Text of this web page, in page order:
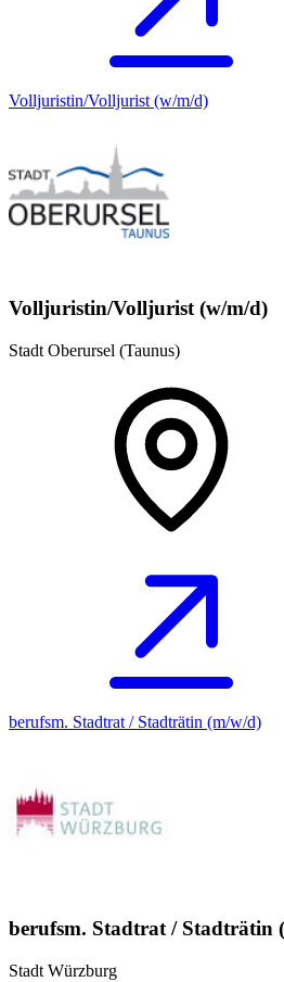
Volljuristin/Volljurist (w/m/d)
Volljuristin/Volljurist (w/m/d)
Stadt Oberursel (Taunus)
berufsm. Stadtrat / Stadträtin (m/w/d)
berufsm. Stadtrat / Stadträtin
Stadt Würzburg